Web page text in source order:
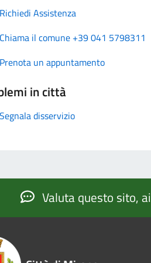
Richiedi Assistenza
Chiama il comune +39 041 5798311
Prenota un appuntamento
in città
Segnala disservizio
Valuta questo sito,